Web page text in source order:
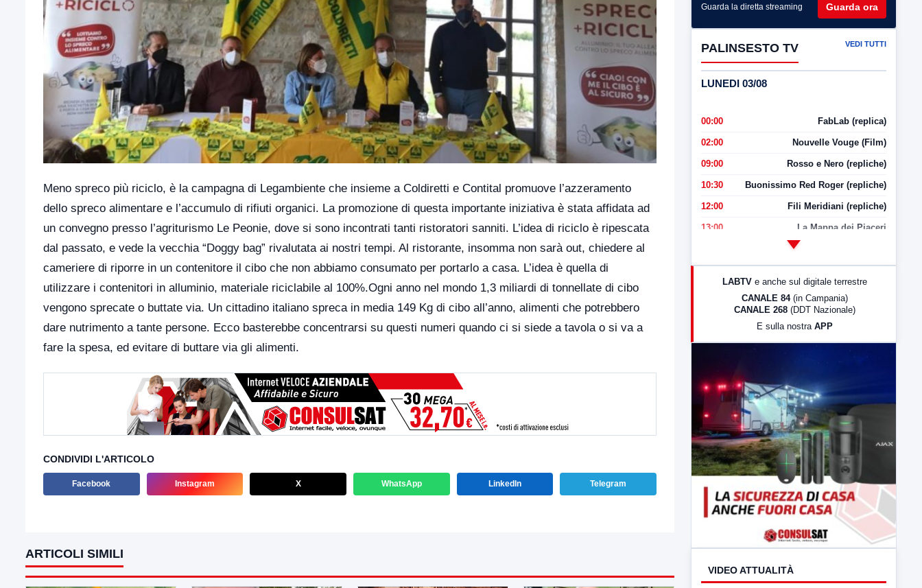
Meno spreco più riciclo, è la campagna di Legambiente che insieme a Coldiretti e Contital promuove l’azzeramento
dello spreco alimentare e l’accumulo di rifiuti organici. La promozione di questa importante iniziativa è stata affidata ad
un convegno presso l’agriturismo Le Peonie, dove si sono incontrati tanti ristoratori sanniti. L’idea di riciclo è ripescata
dal passato, e vede la vecchia “Doggy bag” rivalutata ai nostri tempi. Al ristorante, insomma non sarà out, chiedere al
cameriere di riporre in un contenitore il cibo che non abbiamo consumato per portarlo a casa. L’idea è quella di
utilizzare i contenitori in alluminio, materiale riciclabile al 100%.Ogni anno nel mondo 1,3 miliardi di tonnellate di cibo
vengono sprecate o buttate via. Un cittadino italiano spreca in media 149 Kg di cibo all’anno, alimenti che potrebbero
dare nutrimento a tante persone. Ecco basterebbe concentrarsi su questi numeri quando ci si siede a tavola o si va a
fare la spesa, ed evitare di buttare via gli alimenti.
CONDIVIDI L'ARTICOLO
Facebook Instagram X WhatsApp LinkedIn Telegram
ARTICOLI SIMILI
Guarda la diretta streaming Guarda ora
PALINSESTO TV VEDI TUTTI
LUNEDI 03/08
00:00 FabLab (replica)
02:00 Nouvelle Vouge (Film)
09:00 Rosso e Nero (repliche)
10:30 Buonissimo Red Roger (repliche)
12:00 Fili Meridiani (repliche)
13:00 La Mappa dei Piaceri
LabNews (Diretta)
LABTV e anche sul digitale terrestre
CANALE 84 (in Campania)
CANALE 268 (DDT Nazionale)
E sulla nostra APP
VIDEO ATTUALITÀ